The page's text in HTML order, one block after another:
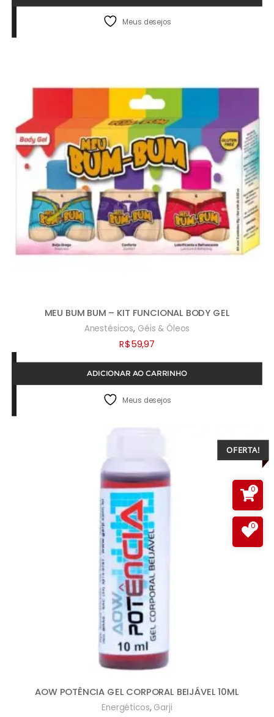
Meus desejos
MEU BUM BUM – KIT FUNCIONAL BODY GEL
Anestésicos, Géis & Óleos
R$59,97
ADICIONAR AO CARRINHO
Meus desejos
OFERTA!
AOW POTÊNCIA GEL CORPORAL BEIJÁVEL 10ML
Energéticos, Garji
0
0